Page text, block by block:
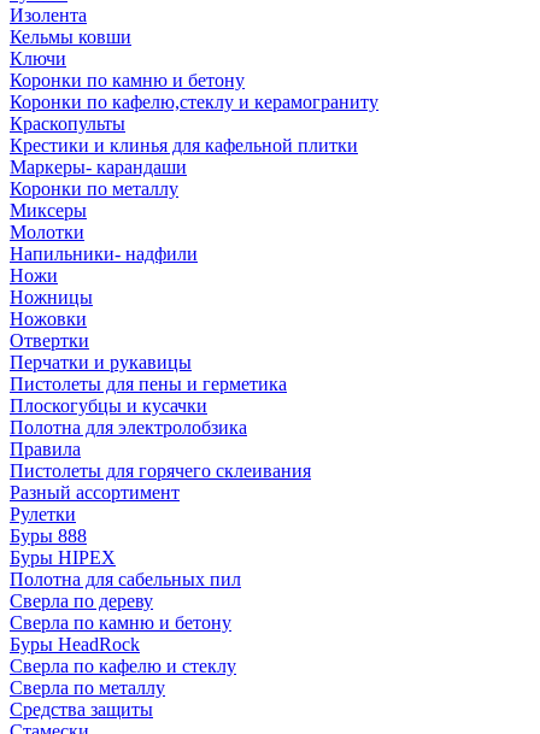
Изолента
Кельмы ковши
Ключи
Коронки по камню и бетону
Коронки по кафелю,стеклу и керамограниту
Краскопульты
Крестики и клинья для кафельной плитки
Маркеры- карандаши
Коронки по металлу
Миксеры
Молотки
Напильники- надфили
Ножи
Ножницы
Ножовки
Отвертки
Перчатки и рукавицы
Пистолеты для пены и герметика
Плоскогубцы и кусачки
Полотна для электролобзика
Правила
Пистолеты для горячего склеивания
Разный ассортимент
Рулетки
Буры 888
Буры HIPEX
Полотна для сабельных пил
Сверла по дереву
Сверла по камню и бетону
Буры HeadRock
Сверла по кафелю и стеклу
Сверла по металлу
Средства защиты